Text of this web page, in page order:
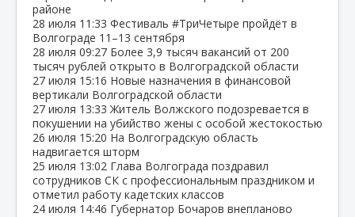
районе
28 июля 11:33 Фестиваль #ТриЧетыре пройдёт в
Волгограде 11–13 сентября
28 июля 09:27 Более 3,9 тысяч вакансий от 200
тысяч рублей открыто в Волгоградской области
27 июля 15:16 Новые назначения в финансовой
вертикали Волгоградской области
27 июля 13:33 Житель Волжского подозревается в
покушении на убийство жены с особой жестокостью
26 июля 15:20 На Волгоградскую область
надвигается шторм
25 июля 13:02 Глава Волгограда поздравил
сотрудников СК с профессиональным праздником и
отметил работу кадетских классов
24 июля 14:46 Губернатор Бочаров внепланово